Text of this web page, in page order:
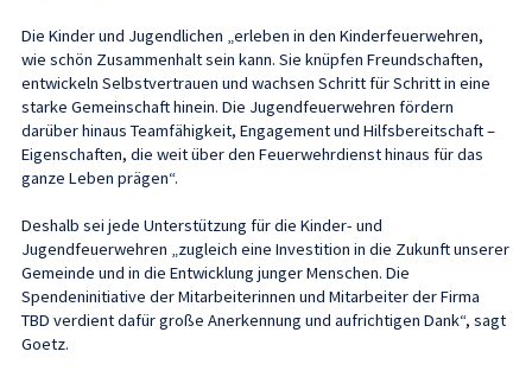
Die Kinder und Jugendlichen „erleben in den Kinderfeuerwehren,
wie schön Zusammenhalt sein kann. Sie knüpfen Freundschaften,
entwickeln Selbstvertrauen und wachsen Schritt für Schritt in eine
starke Gemeinschaft hinein. Die Jugendfeuerwehren fördern
darüber hinaus Teamfähigkeit, Engagement und Hilfsbereitschaft –
Eigenschaften, die weit über den Feuerwehrdienst hinaus für das
ganze Leben prägen“.
Deshalb sei jede Unterstützung für die Kinder- und
Jugendfeuerwehren „zugleich eine Investition in die Zukunft unserer
Gemeinde und in die Entwicklung junger Menschen. Die
Spendeninitiative der Mitarbeiterinnen und Mitarbeiter der Firma
TBD verdient dafür große Anerkennung und aufrichtigen Dank“, sagt
Goetz.